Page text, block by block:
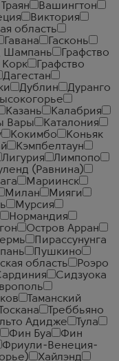
Вашингтон
Виктория
область
Гавана
Гасконь
Шампань
Графство
Корк
Графство
Дагестан
Дублин
Дуранго
Казань
Калабрия
Вары
Каталония
Кокимбо
Коньяк
Кэмпбелтаун
Лигурия
Лимпопо
(Равнина)
Мариинск
Милан
Мияги
Мурсия
Нормандия
Остров Арран
Пирассунунга
Пушкино
область
Роэро
Сидзуока
Таманский
Тоскана
Треббьяно
Адидже
Тула
Фин Буа
Фин
Фриули-Венеция-
Хайлэнд